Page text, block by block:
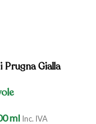
Prugna Gialla
ml Inc. IVA